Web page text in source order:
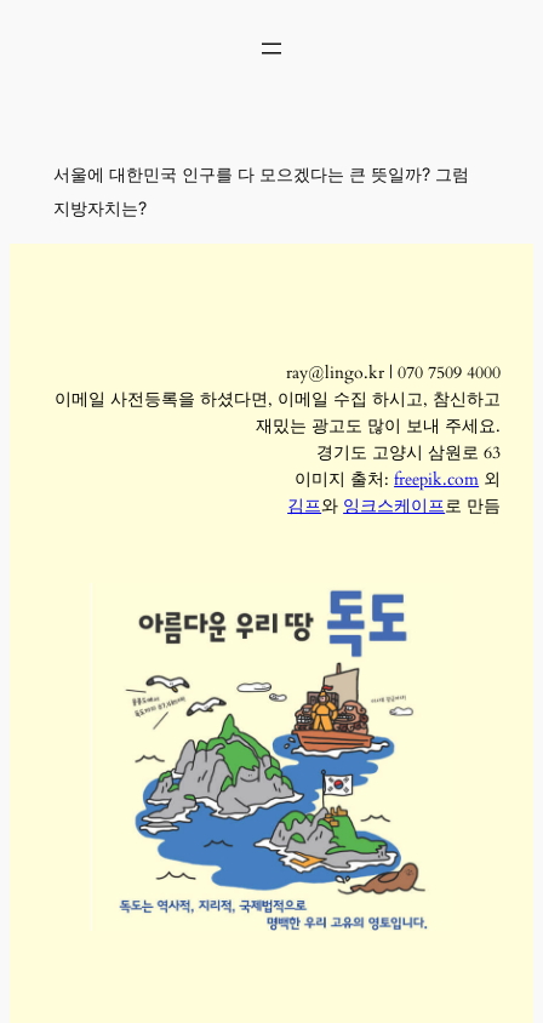
서울에 대한민국 인구를 다 모으겠다는 큰 뜻일까? 그럼
지방자치는?
ray@lingo.kr | 070 7509 4000
이메일 사전등록을 하셨다면, 이메일 수집 하시고, 참신하고
재밌는 광고도 많이 보내 주세요.
경기도 고양시 삼원로 63
이미지 출처:freepik.com 외
김프와 잉크스케이프로 만듬